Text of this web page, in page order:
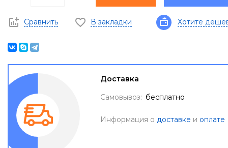
Сравнить В закладки Хотите
Доставка
Самовывоз: бесплатно
Информация о доставке и оплате